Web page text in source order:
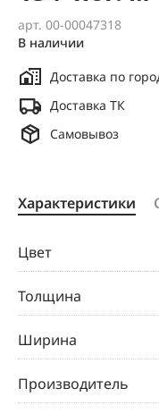
арт. 00-00047318
В наличии
Доставка по
Доставка ТК
Самовывоз
Характеристики
Цвет
Толщина
Ширина
Производитель